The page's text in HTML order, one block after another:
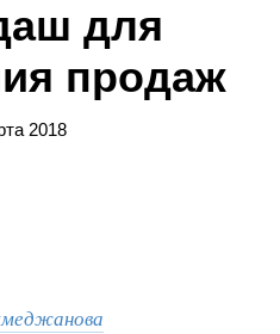
для
продаж
2018